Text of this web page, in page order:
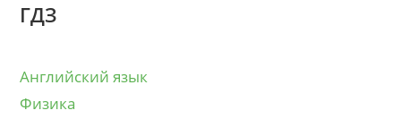
ГДЗ
Английский язык
Физика